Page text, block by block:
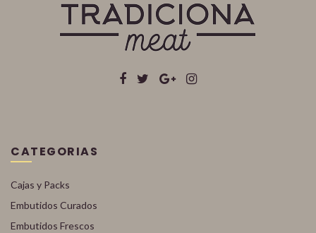
CATEGORIAS
Cajas y Packs
Embutidos Curados
Embutidos Frescos